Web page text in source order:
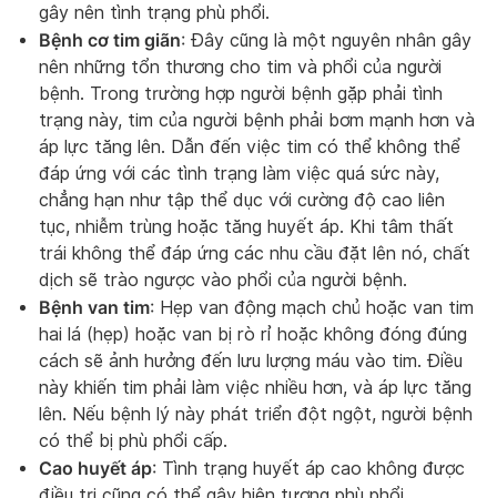
gây nên tình trạng phù phổi.
Bệnh cơ tim giãn: Đây cũng là một nguyên nhân gây
nên những tổn thương cho tim và phổi của người
bệnh. Trong trường hợp người bệnh gặp phải tình
trạng này, tim của người bệnh phải bơm mạnh hơn và
áp lực tăng lên. Dẫn đến việc tim có thể không thể
đáp ứng với các tình trạng làm việc quá sức này,
chẳng hạn như tập thể dục với cường độ cao liên
tục, nhiễm trùng hoặc tăng huyết áp. Khi tâm thất
trái không thể đáp ứng các nhu cầu đặt lên nó, chất
dịch sẽ trào ngược vào phổi của người bệnh.
Bệnh van tim: Hẹp van động mạch chủ hoặc van tim
hai lá (hẹp) hoặc van bị rò rỉ hoặc không đóng đúng
cách sẽ ảnh hưởng đến lưu lượng máu vào tim. Điều
này khiến tim phải làm việc nhiều hơn, và áp lực tăng
lên. Nếu bệnh lý này phát triển đột ngột, người bệnh
có thể bị phù phổi cấp.
Cao huyết áp: Tình trạng huyết áp cao không được